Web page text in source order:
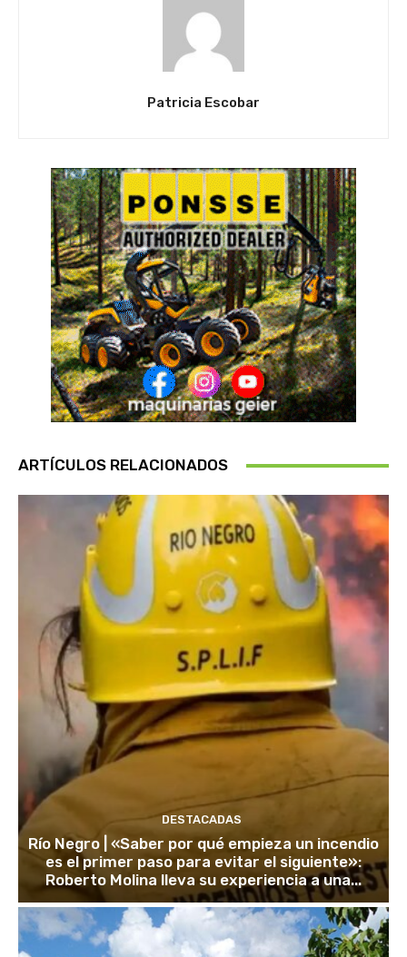
Patricia Escobar
ARTÍCULOS RELACIONADOS
DESTACADAS
Río Negro | «Saber por qué empieza un incendio
es el primer paso para evitar el siguiente»:
Roberto Molina lleva su experiencia a una...